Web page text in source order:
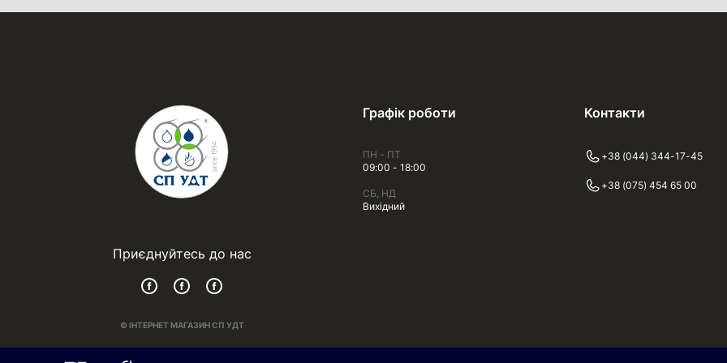
Приєднуйтесь до нас
Графік роботи
ПН - ПТ
09:00 - 18:00
СБ, НД
Вихідний
Контакти
+38 (044) 344-17-45
+38 (075) 454 65 00
© ІНТЕРНЕТ МАГАЗИН СП УДТ